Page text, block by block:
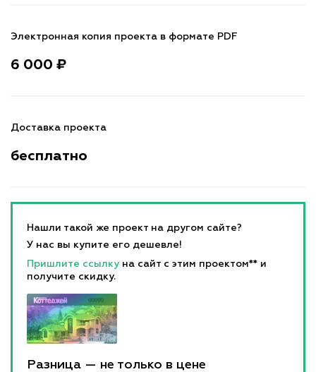
Электронная копия проекта в формате PDF
6 000 ₽
Доставка проекта
бесплатно
Нашли такой же проект на другом сайте?
У нас вы купите его дешевле!
Пришлите ссылку на сайт с этим проектом** и
получите скидку.
Разница — не только в цене